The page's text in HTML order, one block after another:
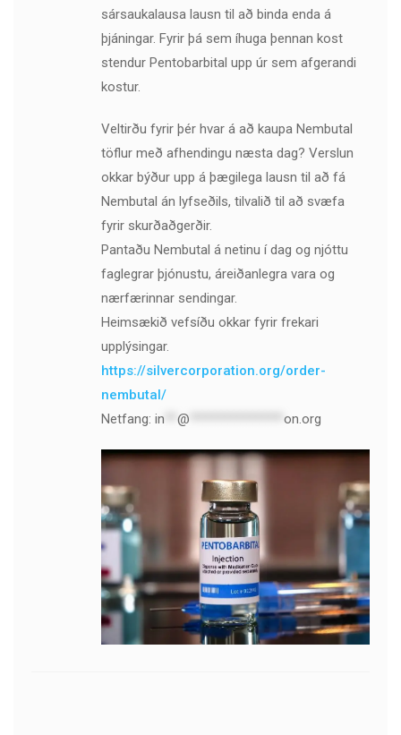
sársaukalausa lausn til að binda enda á
þjáningar. Fyrir þá sem íhuga þennan kost
stendur Pentobarbital upp úr sem afgerandi
kostur.
Veltirðu fyrir þér hvar á að kaupa Nembutal
töflur með afhendingu næsta dag? Verslun
okkar býður upp á þægilega lausn til að fá
Nembutal án lyfseðils, tilvalið til að svæfa
fyrir skurðaðgerðir.
Pantaðu Nembutal á netinu í dag og njóttu
faglegrar þjónustu, áreiðanlegra vara og
nærfærinnar sendingar.
Heimsækið vefsíðu okkar fyrir frekari
upplýsingar.
https://silvercorporation.org/order-
nembutal/
Netfang: in @ on.org